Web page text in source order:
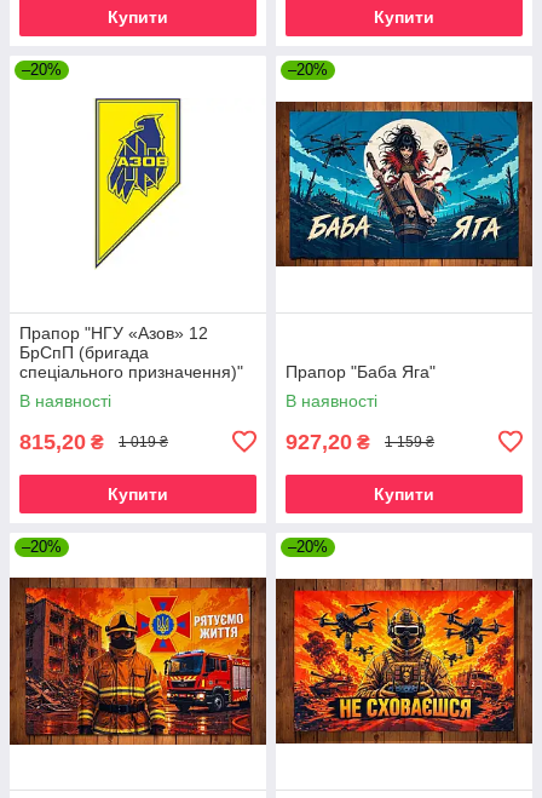
Купити Купити
–20%
Прапор "НГУ «Азов» 12
БрСпП (бригада
спеціального призначення)"
В наявності
815,20 ₴ 1 019 ₴
Купити
–20%
Прапор "Баба Яга"
В наявності
927,20 ₴ 1 159 ₴
Купити
–20% –20%